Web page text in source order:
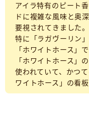
アイラ特有のピート
ドに複雑な風味と奥
要視されてきました。
特に「ラガヴーリン
「ホワイトホース」で
「ホワイトホース」
使われていて、かつ
ワイトホース」の看